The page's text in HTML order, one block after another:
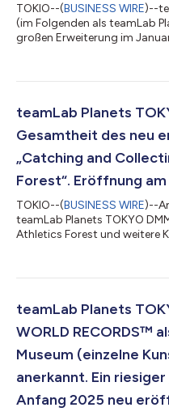
TOKIO--(BUSINESS WIRE)--
(im Folgenden als teamLab
großen Erweiterung im
deutlich erhöht. Eine
blieben, um etwa 48 %
teamLab Planets
Gesamtheit des neu
„Catching and
Forest“. Eröffnung am
TOKIO--(BUSINESS WIRE)--
teamLab Planets TOKYO
Athletics Forest und weitere
Bildungsprojekte von
kreativer Sportbereich; der
teamLab Planets
WORLD RECORDS™
Museum (einzelne
anerkannt. Ein
Anfang 2025 neu